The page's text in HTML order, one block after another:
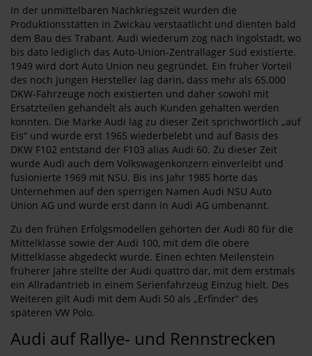
In der unmittelbaren Nachkriegszeit wurden die
Produktionsstätten in Zwickau verstaatlicht und dienten bald
dem Bau des Trabant. Audi wiederum zog nach Ingolstadt, wo
bis dato lediglich das Auto-Union-Zentrallager Süd existierte.
1949 wird dort Auto Union neu gegründet. Ein früher Vorteil
des noch jungen Hersteller lag darin, dass mehr als 65.000
DKW-Fahrzeuge noch existierten und daher sowohl mit
Ersatzteilen gehandelt als auch Kunden gehalten werden
konnten. Die Marke Audi lag zu dieser Zeit sprichwörtlich „auf
Eis“ und wurde erst 1965 wiederbelebt und auf Basis des
DKW F102 entstand der F103 alias Audi 60. Zu dieser Zeit
wurde Audi auch dem Volkswagenkonzern einverleibt und
fusionierte 1969 mit NSU. Bis ins Jahr 1985 hörte das
Unternehmen auf den sperrigen Namen Audi NSU Auto
Union AG und wurde erst dann in Audi AG umbenannt.
Zu den frühen Erfolgsmodellen gehörten der Audi 80 für die
Mittelklasse sowie der Audi 100, mit dem die obere
Mittelklasse abgedeckt wurde. Einen echten Meilenstein
früherer Jahre stellte der Audi quattro dar, mit dem erstmals
ein Allradantrieb in einem Serienfahrzeug Einzug hielt. Des
Weiteren gilt Audi mit dem Audi 50 als „Erfinder“ des
späteren VW Polo.
Audi auf Rallye- und Rennstrecken